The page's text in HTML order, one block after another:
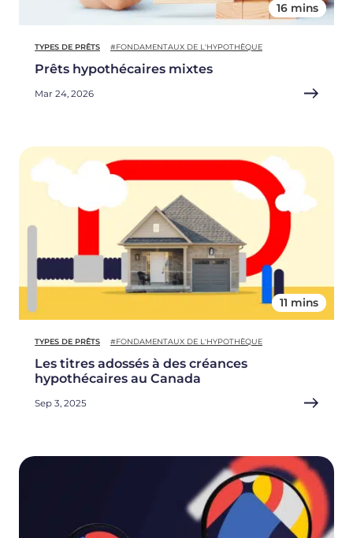
16 mins
TYPES DE PRÊTS #FONDAMENTAUX DE L'HYPOTHÈQUE
Prêts hypothécaires mixtes
Mar 24, 2026
11 mins
TYPES DE PRÊTS #FONDAMENTAUX DE L'HYPOTHÈQUE
Les titres adossés à des créances
hypothécaires au Canada
Sep 3, 2025